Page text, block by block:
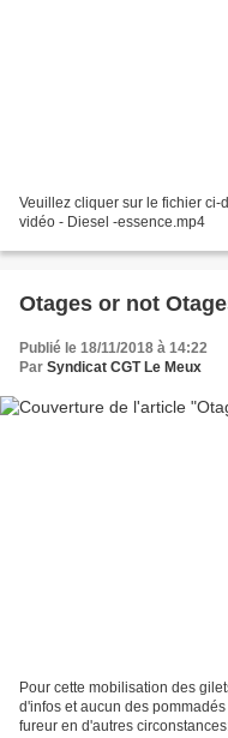
Veuillez cliquer sur le fichier
vidéo - Diesel -essence.mp4
Otages or not
Publié le 18/11/2018 à 14:22
Par Syndicat CGT Le Meux
Pour cette mobilisation des
d'infos et aucun des
fureur en d'autres